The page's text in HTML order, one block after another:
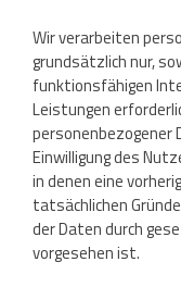
Wir verarbeiten
grundsätzlich nur,
funktionsfähigen
Leistungen
personenbezogener
Einwilligung des
in denen eine
tatsächlichen
der Daten durch
vorgesehen ist.